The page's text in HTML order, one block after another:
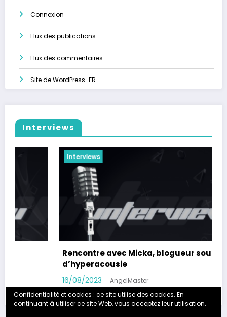
Connexion
Flux des publications
Flux des commentaires
Site de WordPress-FR
Interviews
blogueur souffrant Témoignage de Loki
18/10/2022
Confidentialité et cookies : ce site utilise des cookies. En
continuant à utiliser ce site Web, vous acceptez leur utilisation.